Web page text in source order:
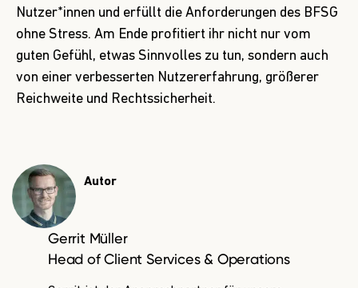
Nutzer*innen und erfüllt die Anforderungen des BFSG
ohne Stress. Am Ende profitiert ihr nicht nur vom
guten Gefühl, etwas Sinnvolles zu tun, sondern auch
von einer verbesserten Nutzererfahrung, größerer
Reichweite und Rechtssicherheit.
Autor
Gerrit Müller
Head of Client Services & Operations